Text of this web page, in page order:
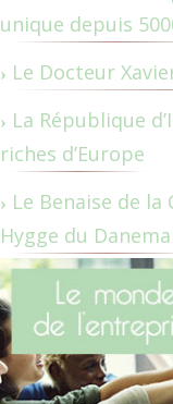
unique depuis
Le Docteur
La République
riches d’Europe
Le Benaise de
Hygge du